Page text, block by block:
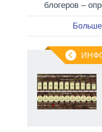
блогеров –